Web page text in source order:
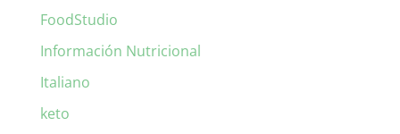
FoodStudio
Información Nutricional
Italiano
keto